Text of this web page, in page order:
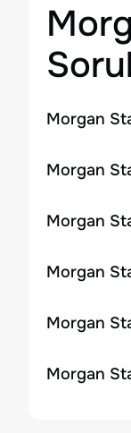
Morgan
Morgan
Morgan
Morgan
Morgan
Morgan